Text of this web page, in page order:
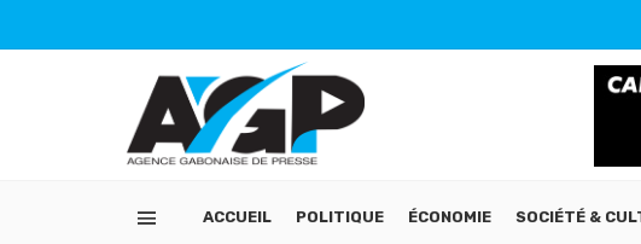
ACCUEIL POLITIQUE ÉCONOMIE SOCIÉTÉ &